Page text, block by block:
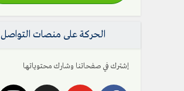
الحركة على منصات التواصل
إشترك في صفحاتنا وشارك محتوياتها